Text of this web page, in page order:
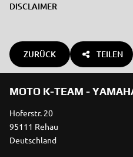
DISCLAIMER
ZURÜCK TEILEN
MOTO K-TEAM -
Hoferstr. 20
95111 Rehau
Deutschland